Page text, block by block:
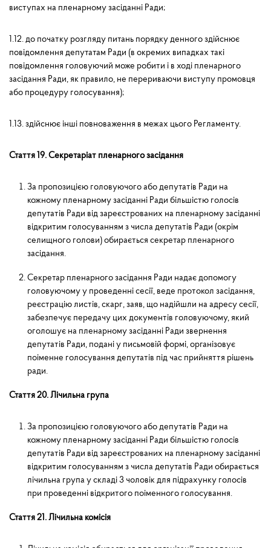
виступах на пленарному засіданні Ради;
1.12. до початку розгляду питань порядку денного здійснює
повідомлення депутатам Ради (в окремих випадках такі
повідомлення головуючий може робити і в ході пленарного
засідання Ради, як правило, не перериваючи виступу промовця
або процедуру голосування);
1.13. здійснює інші повноваження в межах цього Регламенту.
Стаття 19. Секретаріат пленарного засідання
За пропозицією головуючого або депутатів Ради на
кожному пленарному засіданні Ради більшістю голосів
депутатів Ради від зареєстрованих на пленарному засіданні
відкритим голо­суванням з числа депутатів Ради (окрім
селищного голови) обирається секретар пленарного
засідання.
Секретар пленарного засідання Ради надає допомогу
головуючому у проведенні сесії, веде протокол засідання,
реєстра­цію листів, скарг, заяв, що надійшли на адресу сесії,
забезпечує передачу цих документів головуючому, який
оголошує на пленарному засіданні Ради звернення
депутатів Ради, подані у письмовій формі, організовує
поіменне голосування депутатів під час прийняття рішень
ради.
Стаття 20. Лічильна група
За пропозицією головуючого або депутатів Ради на
кожному пленарному засіданні Ради більшістю голосів
депутатів Ради від зареєстрованих на пленарному засіданні
відкритим голо­суванням з числа депутатів Ради обирається
лічильна група у складі 3 чоловік для підрахунку голосів
при проведенні відкритого поіменного голосування.
Стаття 21. Лічильна комісія